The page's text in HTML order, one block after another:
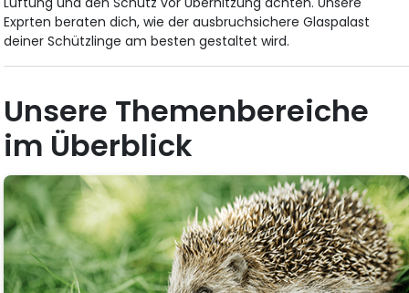
Exprten beraten dich, wie der ausbruchsichere Glaspalast
deiner Schützlinge am besten gestaltet wird.
Unsere Themenbereiche
im Überblick